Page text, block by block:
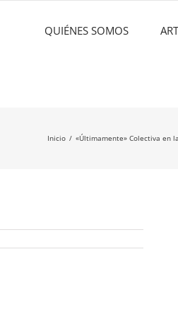
QUIÉNES SOMOS
Inicio «Últimamente» Colectiva en